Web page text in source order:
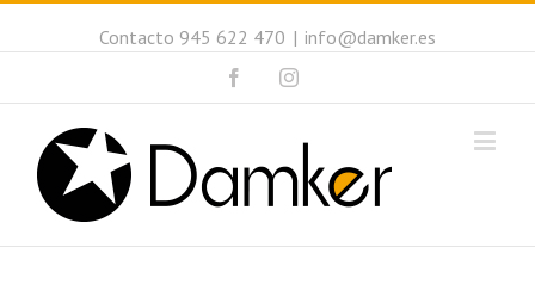
Contacto 945 622 470 | info@damker.es
FacebookInstagram